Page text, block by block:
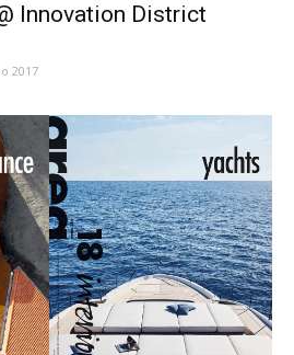
Innovation District
2017